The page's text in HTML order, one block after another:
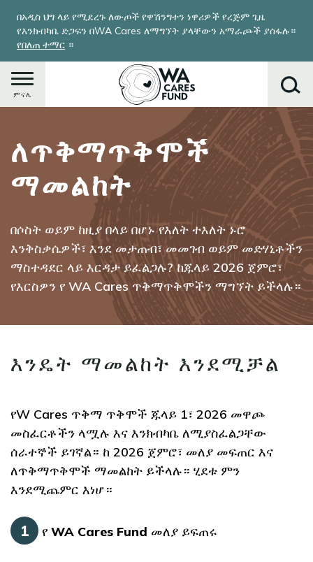
main
content
በአዲስ ህግ ላይ የሚደረጉ ለውጦች የዋሽንግተን ነዋሪዎች የረጅም ጊዜ
የእንክብካቤ ድጋፍን በWA Cares ለማግኘት ያላቸውን አማራጮች ያሰፋሉ።
የበለጠ ተማር ።
ምናሌ
ፈልግ
ለጥቅማጥቅሞች
ማመልከት
በሶስት ወይም ከዚያ በላይ በሆኑ የእለት ተእለት ኑሮ
እንቅስቃሴዎች፣ እንደ መታጠብ፣ መመገብ ወይም መድሃኒቶችን
ማስተዳደር ላይ እርዳታ ይፈልጋሉ? ከጁላይ 2026 ጀምሮ፣
የእርስዎን የ WA Cares ጥቅማጥቅሞችን ማግኘት ይችላሉ።
እንዴት ማመልከት እንደሚቻል
የW Cares ጥቅማ ጥቅሞች ጁላይ 1፣ 2026 መዋጮ
መስፈርቶችን ላሟሉ እና እንክብካቤ ለሚያስፈልጋቸው
ሰራተኞች ይገኛል። ከ 2026 ጀምሮ፣ መለያ መፍጠር እና
ለጥቅማጥቅሞች ማመልከት ይችላሉ። ሂደቱ ምን
እንደሚጨምር እነሆ።
1 የ WA Cares Fund መለያ ይፍጠሩ